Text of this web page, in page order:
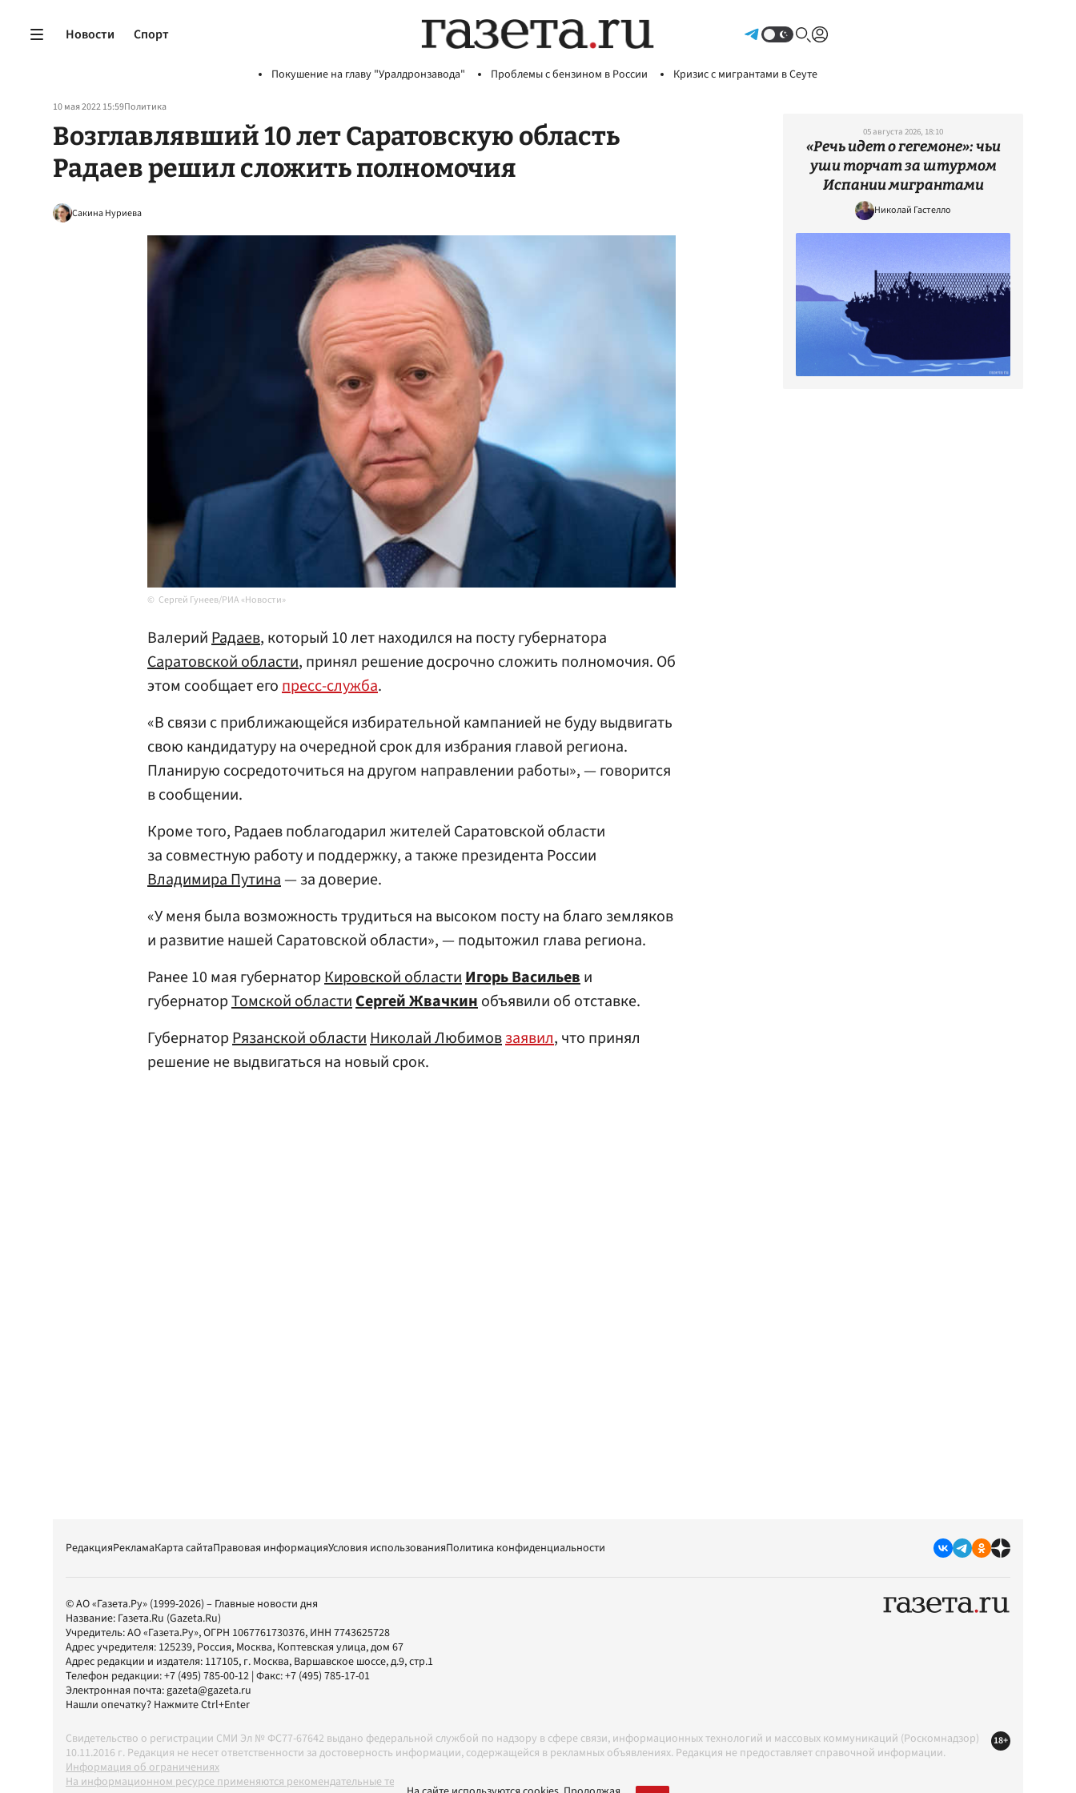
Новости Спорт
Покушение на главу "Уралдронзавода" Проблемы с бензином в России Кризис с мигрантами в Сеуте
10 мая 2022 15:59Политика
Возглавлявший 10 лет Саратовскую область
Радаев решил сложить полномочия
Сакина Нуриева
Сергей Гунеев/РИА «Новости»
ВалерийРадаев, который 10 лет находился на посту губернатора
Саратовской области, принял решение досрочно сложить полномочия. Об
этом сообщает егопресс-служба.
«В связи с приближающейся избирательной кампанией не буду выдвигать
свою кандидатуру на очередной срок для избрания главой региона.
Планирую сосредоточиться на другом направлении работы», — говорится
в сообщении.
Кроме того, Радаев поблагодарил жителей Саратовской области
за совместную работу и поддержку, а также президента России
Владимира Путина— за доверие.
«У меня была возможность трудиться на высоком посту на благо земляков
и развитие нашей Саратовской области», — подытожил глава региона.
Ранее 10 мая губернаторКировской областиИгорь Васильеви
губернаторТомской областиСергей Жвачкинобъявили об отставке.
ГубернаторРязанской областиНиколай Любимовзаявил, что принял
решение не выдвигаться на новый срок.
05 августа 2026, 18:10
«Речь идет о гегемоне»: чьи
уши торчат за штурмом
Испании мигрантами
Николай Гастелло
РедакцияРекламаКарта сайтаПравовая информацияУсловия использованияПолитика конфиденциальности
© АО «Газета.Ру» (1999-2026) – Главные новости дня
Название: Газета.Ru (Gazeta.Ru)
Учредитель:АО «Газета.Ру», ОГРН 1067761730376, ИНН 7743625728
Адрес учредителя: 125239, Россия, Москва, Коптевская улица, дом 67
Адрес редакции и издателя: 117105, г. Москва, Варшавское шоссе, д.9, стр.1
Телефон редакции:+7 (495) 785-00-12 | Факс:+7 (495) 785-17-01
Электронная почта:gazeta@gazeta.ru
Нашли опечатку? Нажмите Ctrl+Enter
Свидетельство о регистрации СМИ Эл № ФС77-67642 выдано федеральной службой по надзору в сфере связи, информационных технологий и массовых коммуникаций (Роскомнадзор)
10.11.2016 г. Редакция не несет ответственности за достоверность информации, содержащейся в рекламных объявлениях. Редакция не предоставляет справочной информации.
Информация об ограничениях
На информационном ресурсе применяются рекомендательные технологии в соответствии с Правилами
18+